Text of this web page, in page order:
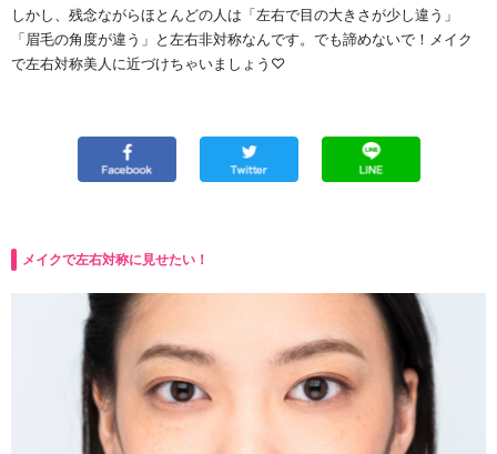
しかし、残念ながらほとんどの人は「左右で目の大きさが少し違う」
「眉毛の角度が違う」と左右非対称なんです。でも諦めないで！メイク
で左右対称美人に近づけちゃいましょう♡
メイクで左右対称に見せたい！